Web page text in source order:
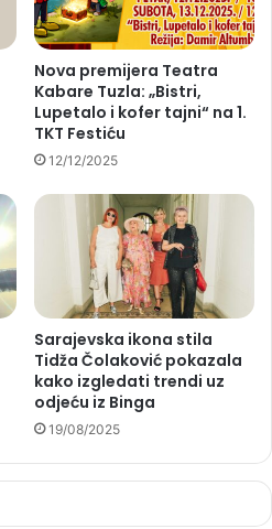
Nova premijera Teatra
Kabare Tuzla: „Bistri,
Lupetalo i kofer tajni“ na 1.
TKT Festiću
12/12/2025
Sarajevska ikona stila
Tidža Čolaković pokazala
kako izgledati trendi uz
odjeću iz Binga
19/08/2025